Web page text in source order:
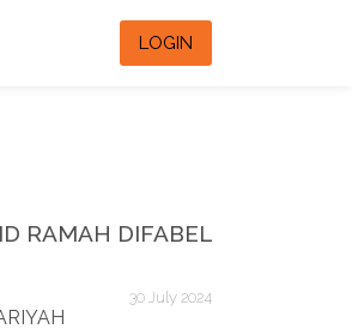
LOGIN
RAMAH DIFABEL
30 July 2024